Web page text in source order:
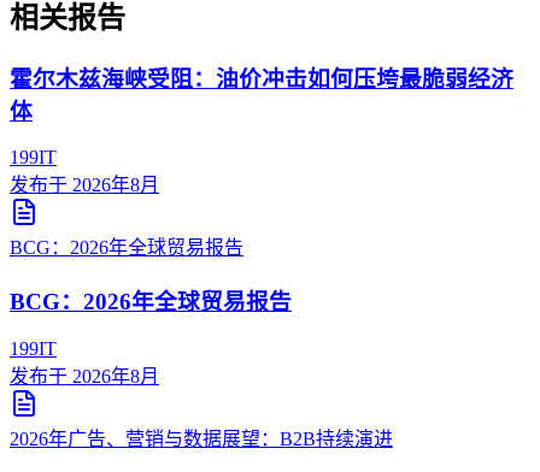
相关报告
霍尔木兹海峡受阻：油价冲击如何压垮最脆弱经济
体
199IT
发布于 2026年8月
BCG：2026年全球贸易报告
BCG：2026年全球贸易报告
199IT
发布于 2026年8月
2026年广告、营销与数据展望：B2B持续演进